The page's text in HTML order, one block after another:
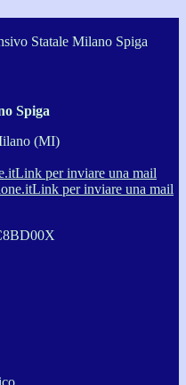
Statale Milano Spiga
Spiga
(MI)
Link per inviare una mail
Link per inviare una mail